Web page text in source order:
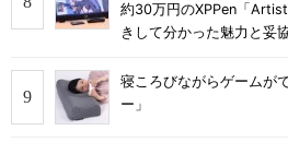
約30万円のXPPen「
きして分かった魅力と妥
寝ころびながらゲームが
ー」